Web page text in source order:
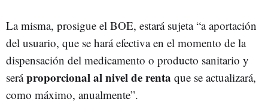
La misma, prosigue el BOE, estará sujeta “a aportación
del usuario, que se hará efectiva en el momento de la
dispensación del medicamento o producto sanitario y
seráproporcional al nivel de renta que se actualizará,
como máximo, anualmente”.